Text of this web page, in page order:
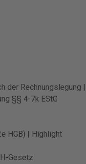
der Rechnungslegung |
§§ 4-7k EStG
HGB) | Highlight
Gesetz